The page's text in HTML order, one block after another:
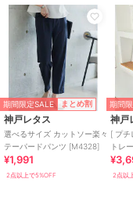
素材
裏
特徴
綿
素
フ
タ
そ
期間限定SALE まとめ割
神戸レタス
選べるサイズ カットソー楽々
テーパードパンツ [M4328]
¥1,991
2点以上で5%OFF
期間
神戸
[ プチ
トレ
2点以